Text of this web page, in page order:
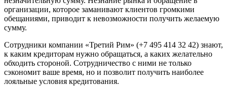
организации, которое заманивают клиентов громкими
обещаниями, приводит к невозможности получить желаемую
сумму.
Сотрудники компании «Третий Рим» (+7 495 414 32 42) знают,
к каким кредиторам нужно обращаться, а каких желательно
обходить стороной. Сотрудничество с ними не только
сэкономит ваше время, но и позволит получить наиболее
лояльные условия кредитования.